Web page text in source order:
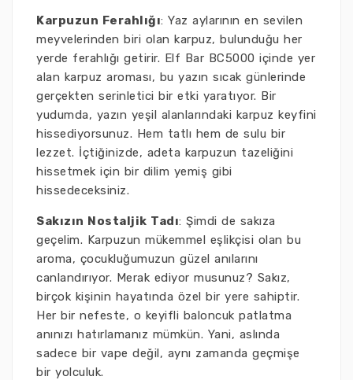
Karpuzun Ferahlığı: Yaz aylarının en sevilen
meyvelerinden biri olan karpuz, bulunduğu her
yerde ferahlığı getirir. Elf Bar BC5000 içinde yer
alan karpuz aroması, bu yazın sıcak günlerinde
gerçekten serinletici bir etki yaratıyor. Bir
yudumda, yazın yeşil alanlarındaki karpuz keyfini
hissediyorsunuz. Hem tatlı hem de sulu bir
lezzet. İçtiğinizde, adeta karpuzun tazeliğini
hissetmek için bir dilim yemiş gibi
hissedeceksiniz.
Sakızın Nostaljik Tadı: Şimdi de sakıza
geçelim. Karpuzun mükemmel eşlikçisi olan bu
aroma, çocukluğumuzun güzel anılarını
canlandırıyor. Merak ediyor musunuz? Sakız,
birçok kişinin hayatında özel bir yere sahiptir.
Her bir nefeste, o keyifli baloncuk patlatma
anınızı hatırlamanız mümkün. Yani, aslında
sadece bir vape değil, aynı zamanda geçmişe
bir yolculuk.